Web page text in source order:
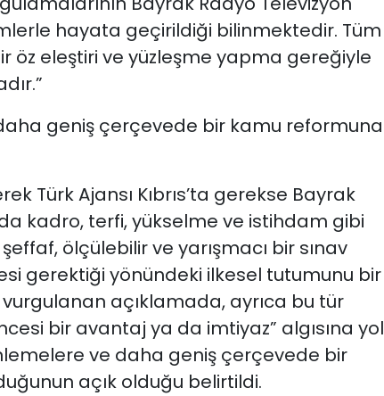
hayata geçirildiği bilinmektedir. Tüm
öz eleştiri ve yüzleşme yapma gereğiyle
geniş çerçevede bir kamu reformuna
Türk Ajansı Kıbrıs’ta gerekse Bayrak
kadro, terfi, yükselme ve istihdam gibi
ölçülebilir ve yarışmacı bir sınav
gerektiği yönündeki ilkesel tutumunu bir
açıklamada, ayrıca bu tür
bir avantaj ya da imtiyaz” algısına yol
ve daha geniş çerçevede bir
açık olduğu belirtildi.